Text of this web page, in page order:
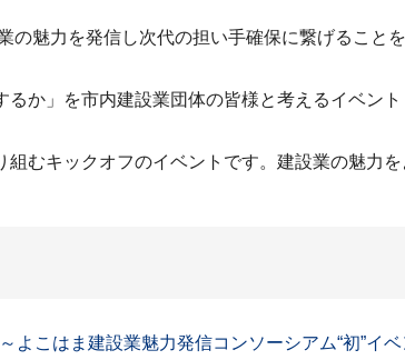
の魅力を発信し次代の担い手確保に繋げること
か」を市内建設業団体の皆様と考えるイベン
むキックオフのイベントです。建設業の魅力
よこはま建設業魅力発信コンソーシアム“初”イ